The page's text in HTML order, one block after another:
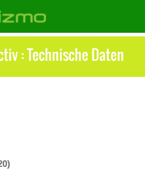
: Technische Daten